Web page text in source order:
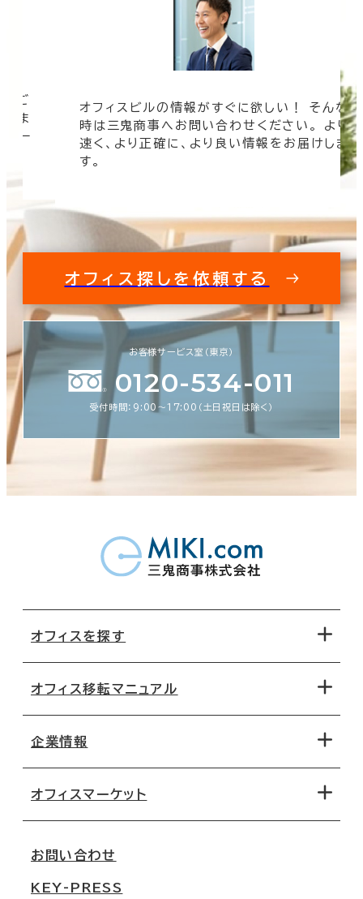
ご
ま
ペー
オフィスビルの情報がすぐに欲しい！ そんな
時は三鬼商事へお問い合わせください。 より
速く、より正確に、より良い情報をお届けしま
す。
オフィス探しを依頼する
お客様サービス室（東京）
0120-534-011
受付時間：9:00〜17:00（土日祝日は除く）
オフィスを探す
地図から探す
路線・駅から探す
オフィス移転マニュアル
移転コストシミュレーション
移転スケジュール
オフィス移転Q&A
企業情報
オフィスマーケット
大阪
お問い合わせ
KEY-PRESS